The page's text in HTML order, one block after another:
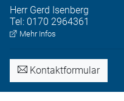
Herr Gerd Isenberg
Tel: 0170 2964361
Mehr Infos
Kontaktformular